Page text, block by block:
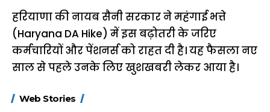
हरियाणा की नायब सैनी सरकार ने महंगाई भत्ते
(Haryana DA Hike) में इस बढ़ोतरी के जरिए
कर्मचारियों और पेंशनर्स को राहत दी है। यह फैसला नए
साल से पहले उनके लिए खुशखबरी लेकर आया है।
Web Stories
FASTag के ये नए